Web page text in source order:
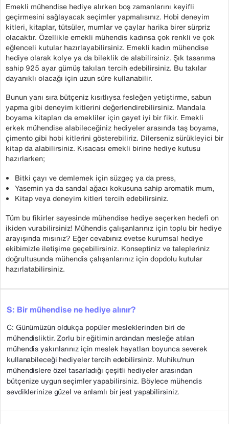
Emekli mühendise hediye alırken boş zamanlarını keyifli
geçirmesini sağlayacak seçimler yapmalısınız. Hobi deneyim
kitleri, kitaplar, tütsüler, mumlar ve çaylar harika birer sürpriz
olacaktır. Özellikle emekli mühendis kadınsa çok renkli ve çok
eğlenceli kutular hazırlayabilirsiniz. Emekli kadın mühendise
hediye olarak kolye ya da bileklik de alabilirsiniz. Şık tasarıma
sahip 925 ayar gümüş takıları tercih edebilirsiniz. Bu takılar
dayanıklı olacağı için uzun süre kullanabilir.
Bunun yanı sıra bütçeniz kısıtlıysa fesleğen yetiştirme, sabun
yapma gibi deneyim kitlerini değerlendirebilirsiniz. Mandala
boyama kitapları da emekliler için gayet iyi bir fikir. Emekli
erkek mühendise alabileceğiniz hediyeler arasında taş boyama,
çimento gibi hobi kitlerini gösterebiliriz. Dilerseniz sürükleyici bir
kitap da alabilirsiniz. Kısacası emekli birine hediye kutusu
hazırlarken;
Bitki çayı ve demlemek için süzgeç ya da press,
Yasemin ya da sandal ağacı kokusuna sahip aromatik mum,
Kitap veya deneyim kitleri tercih edebilirsiniz.
Tüm bu fikirler sayesinde mühendise hediye seçerken hedefi on
ikiden vurabilirsiniz! Mühendis çalışanlarınız için toplu bir hediye
arayışında mısınız? Eğer cevabınız evetse kurumsal hediye
ekibimizle iletişime geçebilirsiniz. Konseptiniz ve talepleriniz
doğrultusunda mühendis çalışanlarınız için dopdolu kutular
hazırlatabilirsiniz.
S: Bir mühendise ne hediye alınır?
C: Günümüzün oldukça popüler mesleklerinden biri de
mühendisliktir. Zorlu bir eğitimin ardından mesleğe atılan
mühendis yakınlarınız için meslek hayatları boyunca severek
kullanabileceği hediyeler tercih edebilirsiniz. Muhiku'nun
mühendislere özel tasarladığı çeşitli hediyeler arasından
bütçenize uygun seçimler yapabilirsiniz. Böylece mühendis
sevdiklerinize güzel ve anlamlı bir jest yapabilirsiniz.